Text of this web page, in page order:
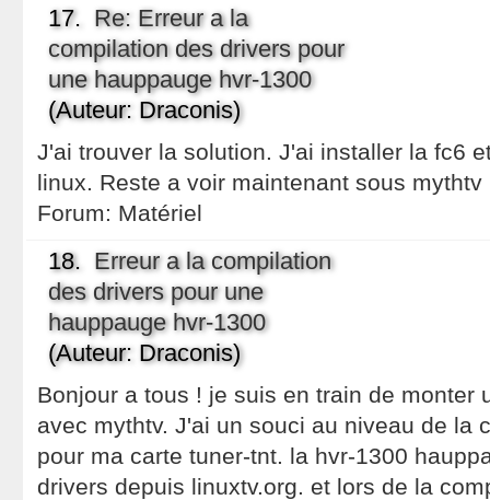
17. Re: Erreur a la
compilation des drivers pour
une hauppauge hvr-1300
(Auteur: Draconis)
J'ai trouver la solution. J'ai installer la fc6
linux. Reste a voir maintenant sous mythtv
Forum: Matériel
18. Erreur a la compilation
des drivers pour une
hauppauge hvr-1300
(Auteur: Draconis)
Bonjour a tous ! je suis en train de monter
avec mythtv. J'ai un souci au niveau de la
pour ma carte tuner-tnt. la hvr-1300
drivers depuis linuxtv.org. et lors de la